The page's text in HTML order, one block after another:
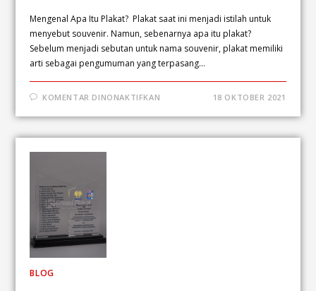
Mengenal Apa Itu Plakat? Plakat saat ini menjadi istilah untuk
menyebut souvenir. Namun, sebenarnya apa itu plakat?
Sebelum menjadi sebutan untuk nama souvenir, plakat memiliki
arti sebagai pengumuman yang terpasang…
KOMENTAR DINONAKTIFKAN 18 OKTOBER 2021
BLOG